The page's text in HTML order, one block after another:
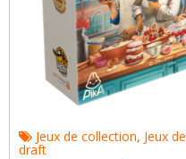
Jeux de collection, Jeux de
draft